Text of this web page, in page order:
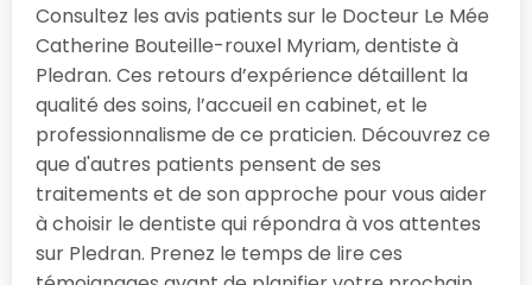
Consultez les avis patients sur le Docteur Le Mée
Catherine Bouteille-rouxel Myriam, dentiste à
Pledran. Ces retours d’expérience détaillent la
qualité des soins, l’accueil en cabinet, et le
professionnalisme de ce praticien. Découvrez ce
que d'autres patients pensent de ses
traitements et de son approche pour vous aider
à choisir le dentiste qui répondra à vos attentes
sur Pledran. Prenez le temps de lire ces